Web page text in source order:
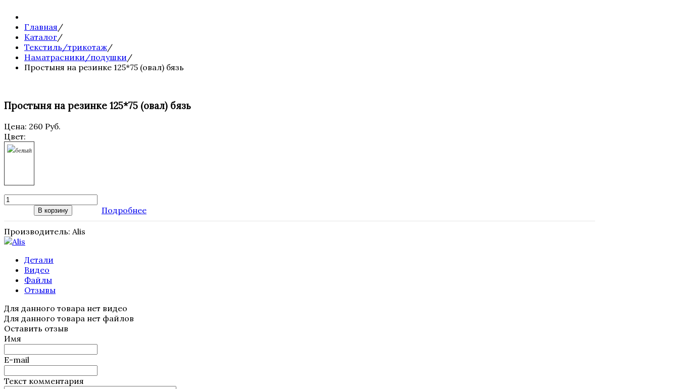
Главная /
Каталог /
Текстиль/трикотаж/
Наматрасники/подушки /
Простыня на резинке 125*75 (овал) бязь
Простыня на резинке 125*75 (овал) бязь
Цена: 260 Руб.
Цвет:
белый
В корзину Подробнее
Производитель: Alis
Детали
Видео
Файлы
Отзывы
Для данного товара нет видео
Для данного товара нет файлов
Оставить отзыв
Имя
E-mail
Текст комментария